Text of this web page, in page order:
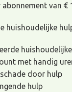
van €
huishoudelijke
met handig
door hulp
hulp